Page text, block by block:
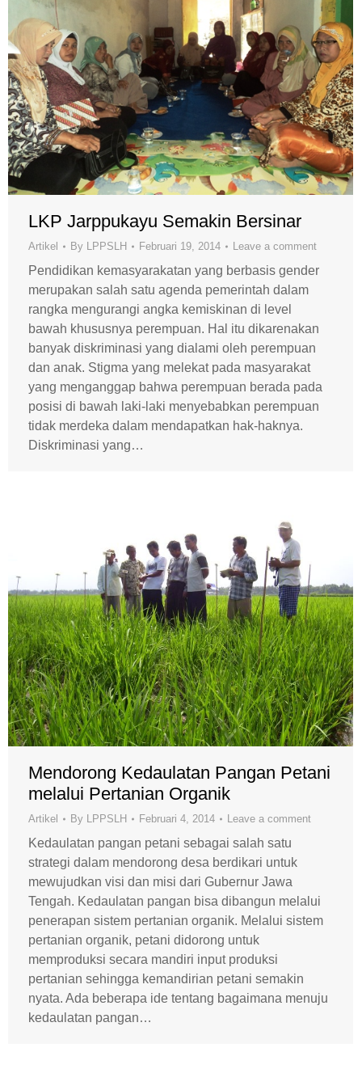
LKP Jarppukayu Semakin Bersinar
Artikel By LPPSLH Februari 19, 2014 Leave a comment
Pendidikan kemasyarakatan yang berbasis gender
merupakan salah satu agenda pemerintah dalam
rangka mengurangi angka kemiskinan di level
bawah khususnya perempuan. Hal itu dikarenakan
banyak diskriminasi yang dialami oleh perempuan
dan anak. Stigma yang melekat pada masyarakat
yang menganggap bahwa perempuan berada pada
posisi di bawah laki-laki menyebabkan perempuan
tidak merdeka dalam mendapatkan hak-haknya.
Diskriminasi yang…
Mendorong Kedaulatan Pangan Petani
melalui Pertanian Organik
Artikel By LPPSLH Februari 4, 2014 Leave a comment
Kedaulatan pangan petani sebagai salah satu
strategi dalam mendorong desa berdikari untuk
mewujudkan visi dan misi dari Gubernur Jawa
Tengah. Kedaulatan pangan bisa dibangun melalui
penerapan sistem pertanian organik. Melalui sistem
pertanian organik, petani didorong untuk
memproduksi secara mandiri input produksi
pertanian sehingga kemandirian petani semakin
nyata. Ada beberapa ide tentang bagaimana menuju
kedaulatan pangan…